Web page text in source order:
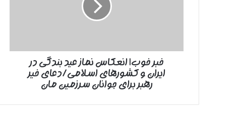
و
کشورهای
اسلامی/
رهبر
خبر خوب| انعکاس نماز عید بندگی در
ایران و کشورهای اسلامی/دعای خیر
رهبر برای جوانان سرزمین مان